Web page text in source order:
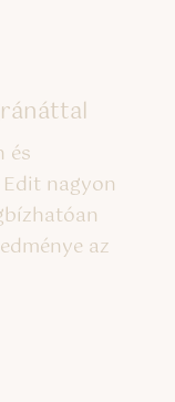
és
nagyon
az